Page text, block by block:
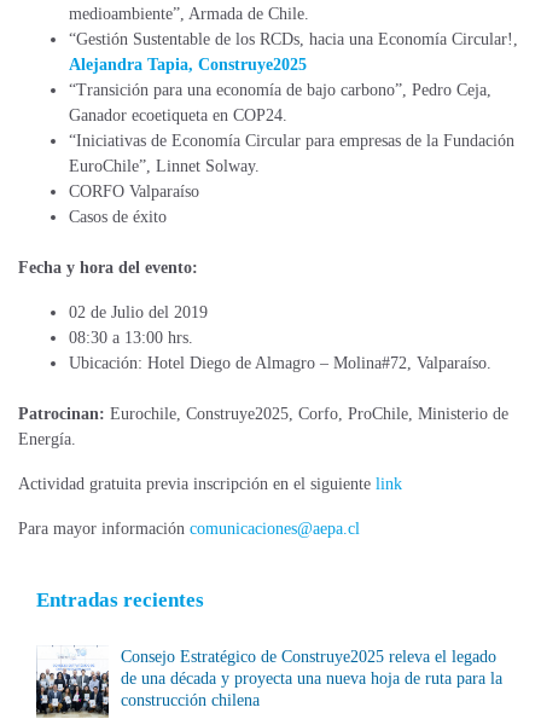
medioambiente”, Armada de Chile.
“Gestión Sustentable de los RCDs, hacia una Economía Circular!,
Alejandra Tapia, Construye2025
“Transición para una economía de bajo carbono”, Pedro Ceja,
Ganador ecoetiqueta en COP24.
“Iniciativas de Economía Circular para empresas de la Fundación
EuroChile”, Linnet Solway.
CORFO Valparaíso
Casos de éxito
Fecha y hora del evento:
02 de Julio del 2019
08:30 a 13:00 hrs.
Ubicación: Hotel Diego de Almagro – Molina#72, Valparaíso.
Patrocinan: Eurochile, Construye2025, Corfo, ProChile, Ministerio de
Energía.
Actividad gratuita previa inscripción en el siguiente link
Para mayor información comunicaciones@aepa.cl
Entradas recientes
Consejo Estratégico de Construye2025 releva el legado
de una década y proyecta una nueva hoja de ruta para la
construcción chilena